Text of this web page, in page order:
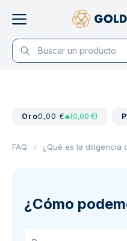
Oro0,00 € (0,00 €)
FAQ ¿Qué es la diligencia
¿Cómo